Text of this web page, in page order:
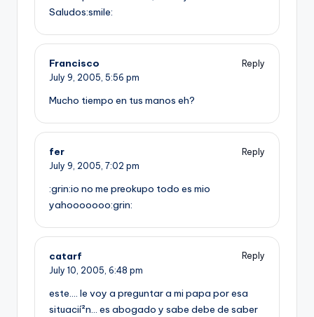
Saludos:smile:
Francisco
Reply
July 9, 2005, 5:56 pm
Mucho tiempo en tus manos eh?
fer
Reply
July 9, 2005, 7:02 pm
:grin:io no me preokupo todo es mio
yahooooooo:grin:
catarf
Reply
July 10, 2005, 6:48 pm
este…. le voy a preguntar a mi papa por esa
situacií²n… es abogado y sabe debe de saber